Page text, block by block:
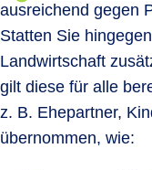
ausreichend gegen
Statten Sie
Landwirtschaft
gilt diese für alle
z. B. Ehepartner,
übernommen, wie: